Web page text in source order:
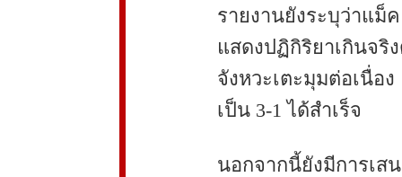
รายงานยังระบุว่าแม็
แสดงปฏิกิริยาเกินจริ
จังหวะเตะมุมต่อเนื่อ
เป็น 3-1 ได้สำเร็จ
นอกจากนี้ยังมีการเส